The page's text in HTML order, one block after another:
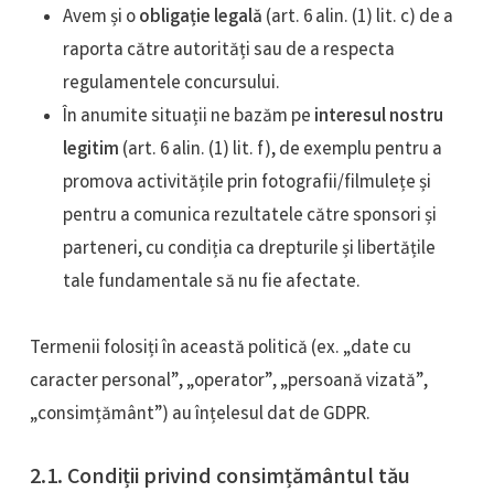
Avem și oobligație legală (art. 6 alin. (1) lit. c) de a
raporta către autorități sau de a respecta
regulamentele concursului.
În anumite situații ne bazăm pe interesul nostru
legitim (art. 6 alin. (1) lit. f), de exemplu pentru a
promova activitățile prin fotografii/filmulețe și
pentru a comunica rezultatele către sponsori și
parteneri, cu condiția ca drepturile și libertățile
tale fundamentale să nu fie afectate.
Termenii folosiți în această politică (ex. „date cu
caracter personal”, „operator”, „persoană vizată”,
„consimțământ”) au înțelesul dat de GDPR.
2.1. Condiții privind consimțământul tău